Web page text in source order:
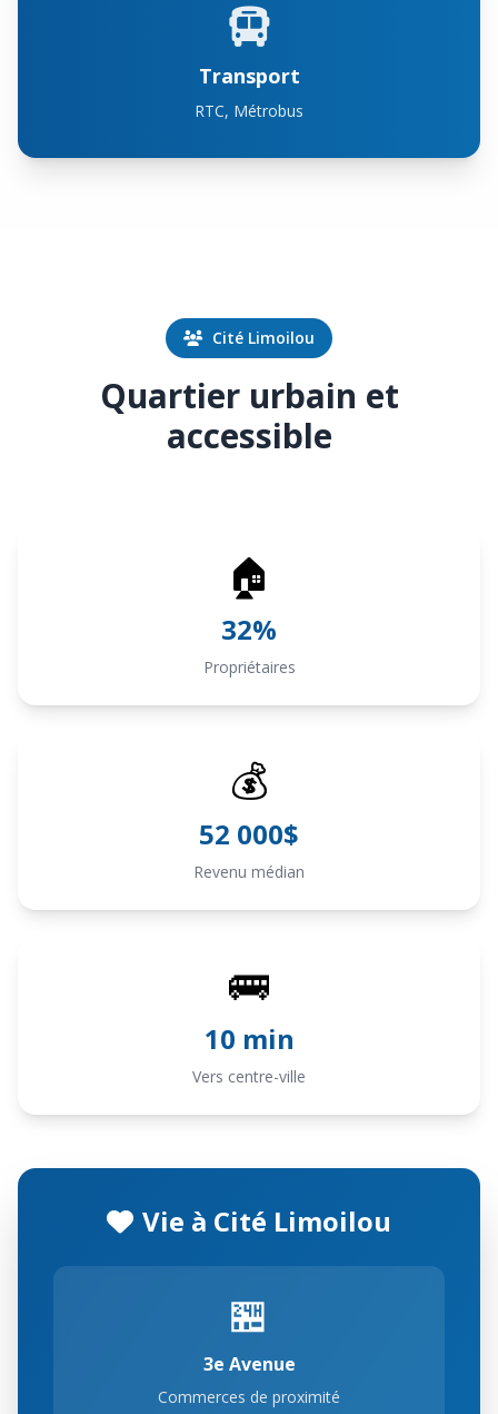
Transport
RTC, Métrobus
Cité Limoilou
Quartier urbain et
accessible
🏠
32%
Propriétaires
💰
52 000$
Revenu médian
🚌
10 min
Vers centre-ville
Vie à Cité Limoilou
🏪
3e Avenue
Commerces de proximité